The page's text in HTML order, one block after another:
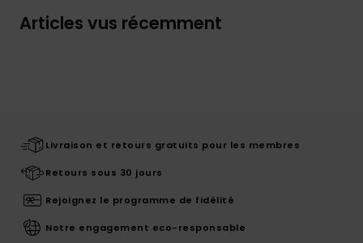
Articles vus récemment
Livraison et retours gratuits pour les membres
Retours sous 30 jours
Rejoignez le programme de fidélité
Notre engagement eco-responsable